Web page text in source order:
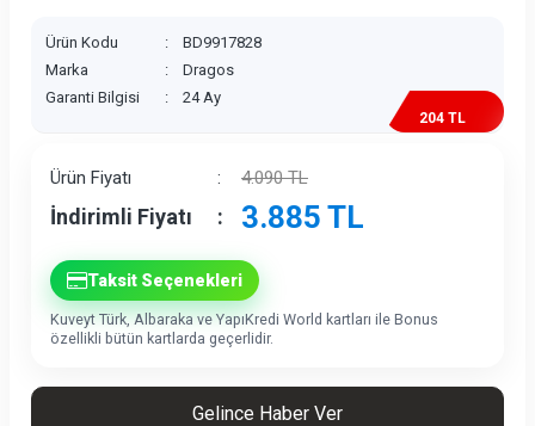
Ürün Kodu :
BD9917828
Marka
:
Dragos
Garanti Bilgisi
: 24 Ay
204 TL
Ürün Fiyatı : 4.090TL
İndirimli Fiyatı : 3.885 TL
Taksit Seçenekleri
Kuveyt Türk, Albaraka ve YapıKredi World kartları ile Bonus
özellikli bütün kartlarda geçerlidir.
Gelince Haber Ver